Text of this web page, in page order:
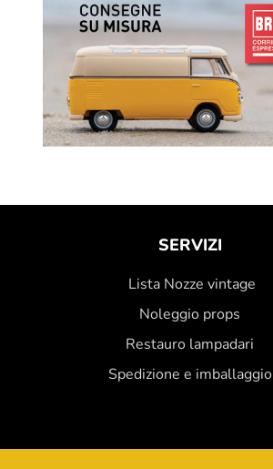
SERVIZI
Lista Nozze vintage
Noleggio props
Restauro lampadari
Spedizione e imballaggio